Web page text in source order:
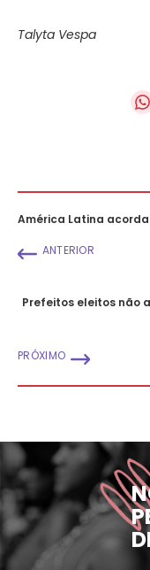
Talyta Vespa
América Latina
ANTERIOR
Prefeitos eleitos não
PRÓXIMO